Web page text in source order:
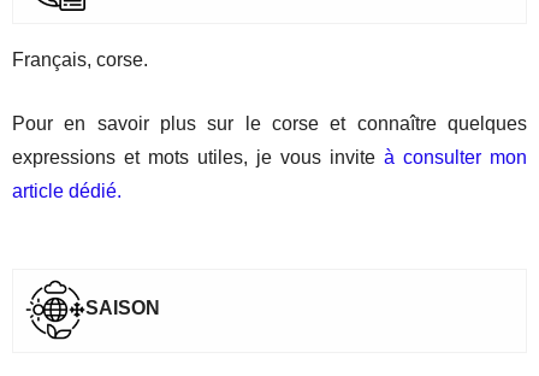
Français, corse.
Pour en savoir plus sur le corse et connaître quelques
expressions et mots utiles, je vous invite à consulter mon
article dédié.
SAISON